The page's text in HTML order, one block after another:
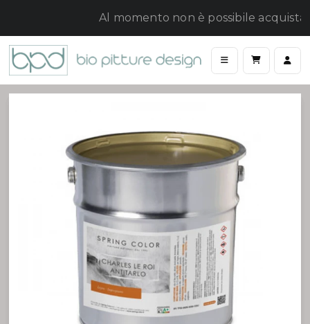
Al momento non è possibile